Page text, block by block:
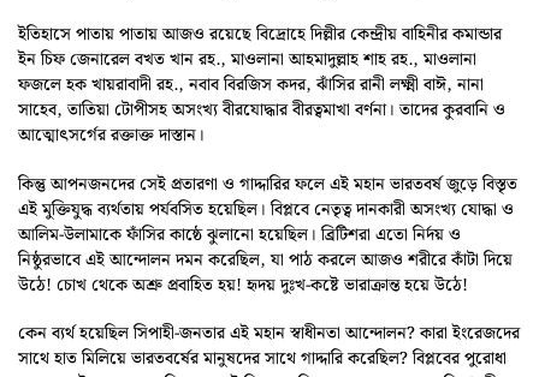
ইতিহাসে পাতায় পাতায় আজও রয়েছে বিদ্রোহে দিল্লীর কেন্দ্রীয় বাহিনীর কমান্ডার
ইন চিফ জেনারেল বখত খান রহ., মাওলানা আহমাদুল্লাহ শাহ রহ., মাওলানা
ফজলে হক খায়রাবাদী রহ., নবাব বিরজিস কদর, ঝাঁসির রানী লক্ষ্মী বাঈ, নানা
সাহেব, তাতিয়া টোপীসহ অসংখ্য বীরযোদ্ধার বীরত্বমাখা বর্ণনা। তাদের কুরবানি ও
আত্মোৎসর্গের রক্তাক্ত দাস্তান।
কিন্তু আপনজনদের সেই প্রতারণা ও গাদ্দারির ফলে এই মহান ভারতবর্ষ জুড়ে বিস্তৃত
এই মুক্তিযুদ্ধ ব্যর্থতায় পর্যবসিত হয়েছিল। বিপ্লবে নেতৃত্ব দানকারী অসংখ্য যোদ্ধা ও
আলিম-উলামাকে ফাঁসির কাষ্ঠে ঝুলানো হয়েছিল। ব্রিটিশরা এতো নির্দয় ও
নিষ্ঠুরভাবে এই আন্দোলন দমন করেছিল, যা পাঠ করলে আজও শরীরে কাঁটা দিয়ে
উঠে! চোখ থেকে অশ্রু প্রবাহিত হয়! হৃদয় দুঃখ-কষ্টে ভারাক্রান্ত হয়ে উঠে!
কেন ব্যর্থ হয়েছিল সিপাহী-জনতার এই মহান স্বাধীনতা আন্দোলন? কারা ইংরেজদের
সাথে হাত মিলিয়ে ভারতবর্ষের মানুষদের সাথে গাদ্দারি করেছিল? বিপ্লবের পুরোধা